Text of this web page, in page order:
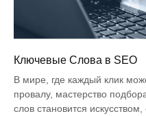
Ключевые Слова в SEO
В мире, где каждый клик
провалу, мастерство
слов становится